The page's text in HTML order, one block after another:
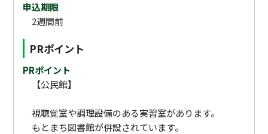
申込期限
2週間前
PRポイント
PRポイント
【公民館】
視聴覚室や調理設備のある実習室があります。
もとまち図書館が併設されています。